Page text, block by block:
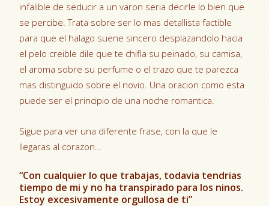
infalible de seducir a un varon seri­a decirle lo bien que
se percibe. Trata sobre ser lo mas detallista factible
para que el halago suene sincero desplazandolo hacia
el pelo creible dile que te chifla su peinado, su camisa,
el aroma sobre su perfume o el trazo que te parezca
mas distinguido sobre el novio. Una oracion como esta
puede ser el principio de una noche romantica.
Sigue para ver una diferente frase, con la que le
llegaras al corazon…
“Con cualquier lo que trabajas, todavia tendri­as
tiempo de mi y no ha transpirado para los ninos.
Estoy excesivamente orgullosa de ti”